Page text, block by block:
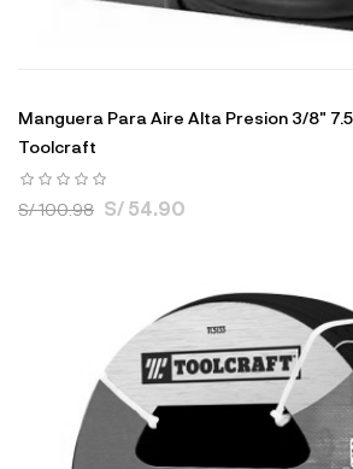
Manguera Para Aire Alta Presion 3/8"
Toolcraft
S/ 100.98 S/ 54.90